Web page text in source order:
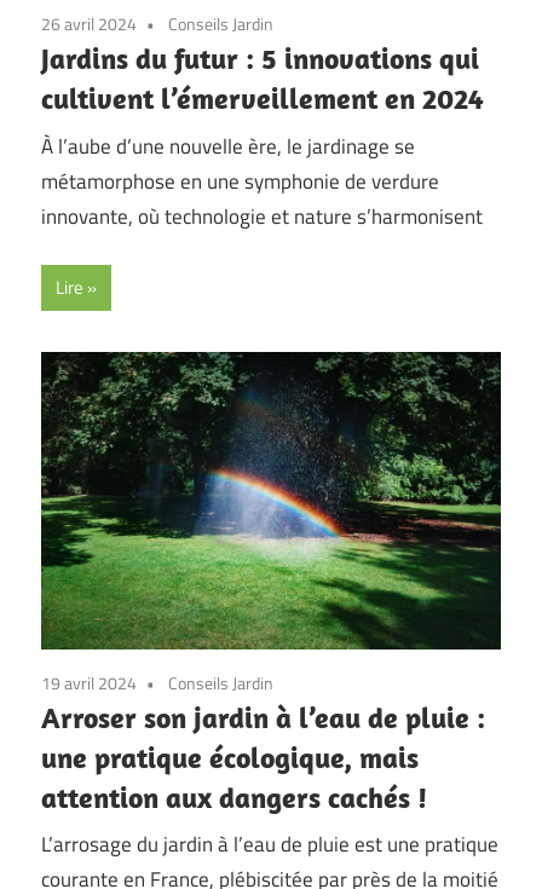
26 avril 2024 Conseils Jardin
Jardins du futur : 5 innovations qui
cultivent l’émerveillement en 2024
À l’aube d’une nouvelle ère, le jardinage se
métamorphose en une symphonie de verdure
innovante, où technologie et nature s’harmonisent
Lire
19 avril 2024 Conseils Jardin
Arroser son jardin à l’eau de pluie :
une pratique écologique, mais
attention aux dangers cachés !
L’arrosage du jardin à l’eau de pluie est une pratique
courante en France, plébiscitée par près de la moitié